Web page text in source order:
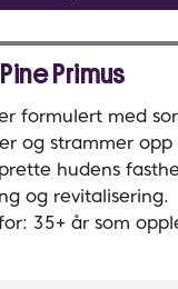
Primus
formulert med
og strammer
hudens
og revitalisering.
for: 35+ år som